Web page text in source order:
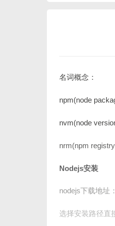
名词概念：
npm(node
nvm(node
nrm(npm
Nodejs安装
nodejs下载地址：
选择安装路径直